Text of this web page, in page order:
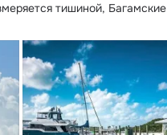
тишиной, Багамские